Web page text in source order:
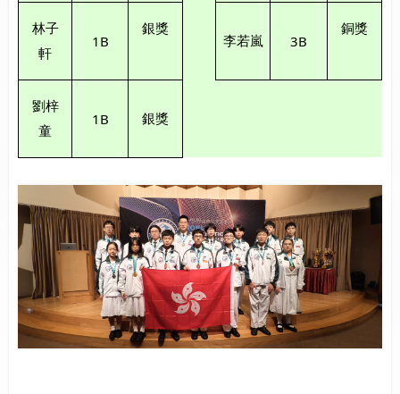
林子
軒
1B
銀獎
李若嵐
3B
銅獎
劉梓
童
1B 銀獎